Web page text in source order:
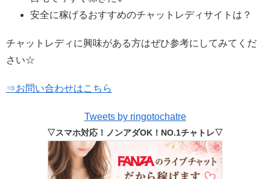
安全に稼げるおすすめのチャットレディサイトは？
チャットレディに興味がある方はぜひ参考にしてみてくだ
さい☆
⇒お問い合わせはこちら
Tweets by ringotochatre
▽スマホ対応！ノンアダOK！NO.1チャトレ▽